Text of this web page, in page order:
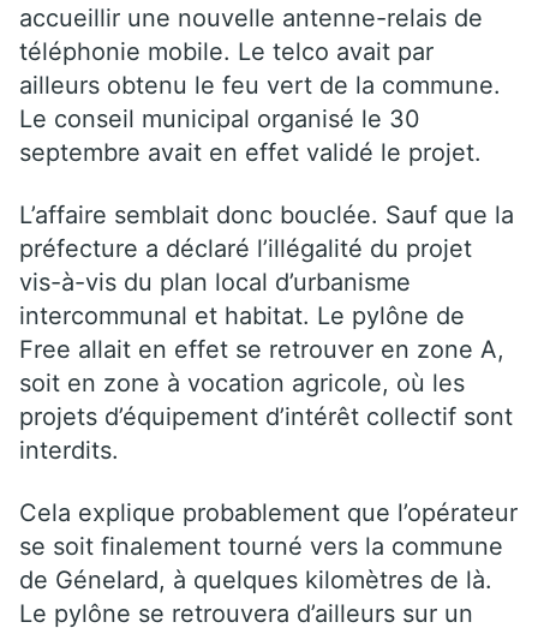
accueillir une nouvelle antenne-relais de
téléphonie mobile. Le telco avait par
ailleurs obtenu le feu vert de la commune.
Le conseil municipal organisé le 30
septembre avait en effet validé le projet.
L’affaire semblait donc bouclée. Sauf que la
préfecture a déclaré l’illégalité du projet
vis-à-vis du plan local d’urbanisme
intercommunal et habitat. Le pylône de
Free allait en effet se retrouver en zone A,
soit en zone à vocation agricole, où les
projets d’équipement d’intérêt collectif sont
interdits.
Cela explique probablement que l’opérateur
se soit finalement tourné vers la commune
de Génelard, à quelques kilomètres de là.
Le pylône se retrouvera d’ailleurs sur un